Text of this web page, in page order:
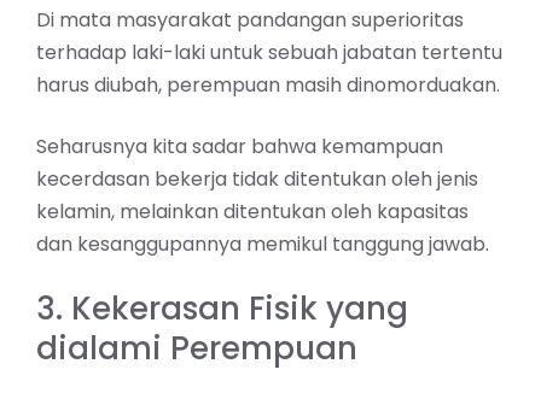
Di mata masyarakat pandangan superioritas
terhadap laki-laki untuk sebuah jabatan tertentu
harus diubah, perempuan masih dinomorduakan.
Seharusnya kita sadar bahwa kemampuan
kecerdasan bekerja tidak ditentukan oleh jenis
kelamin, melainkan ditentukan oleh kapasitas
dan kesanggupannya memikul tanggung jawab.
3. Kekerasan Fisik yang
dialami Perempuan